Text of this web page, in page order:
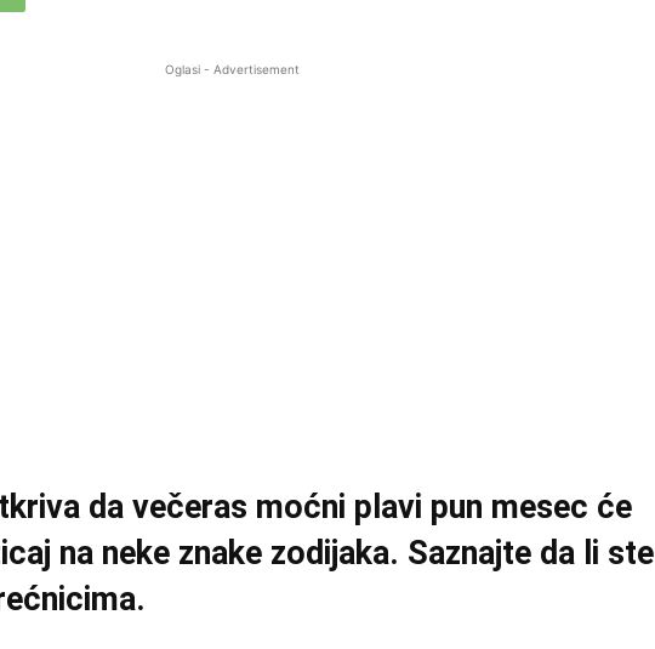
Oglasi - Advertisement
da večeras moćni plavi pun mesec će
na neke znake zodijaka. Saznajte da li ste